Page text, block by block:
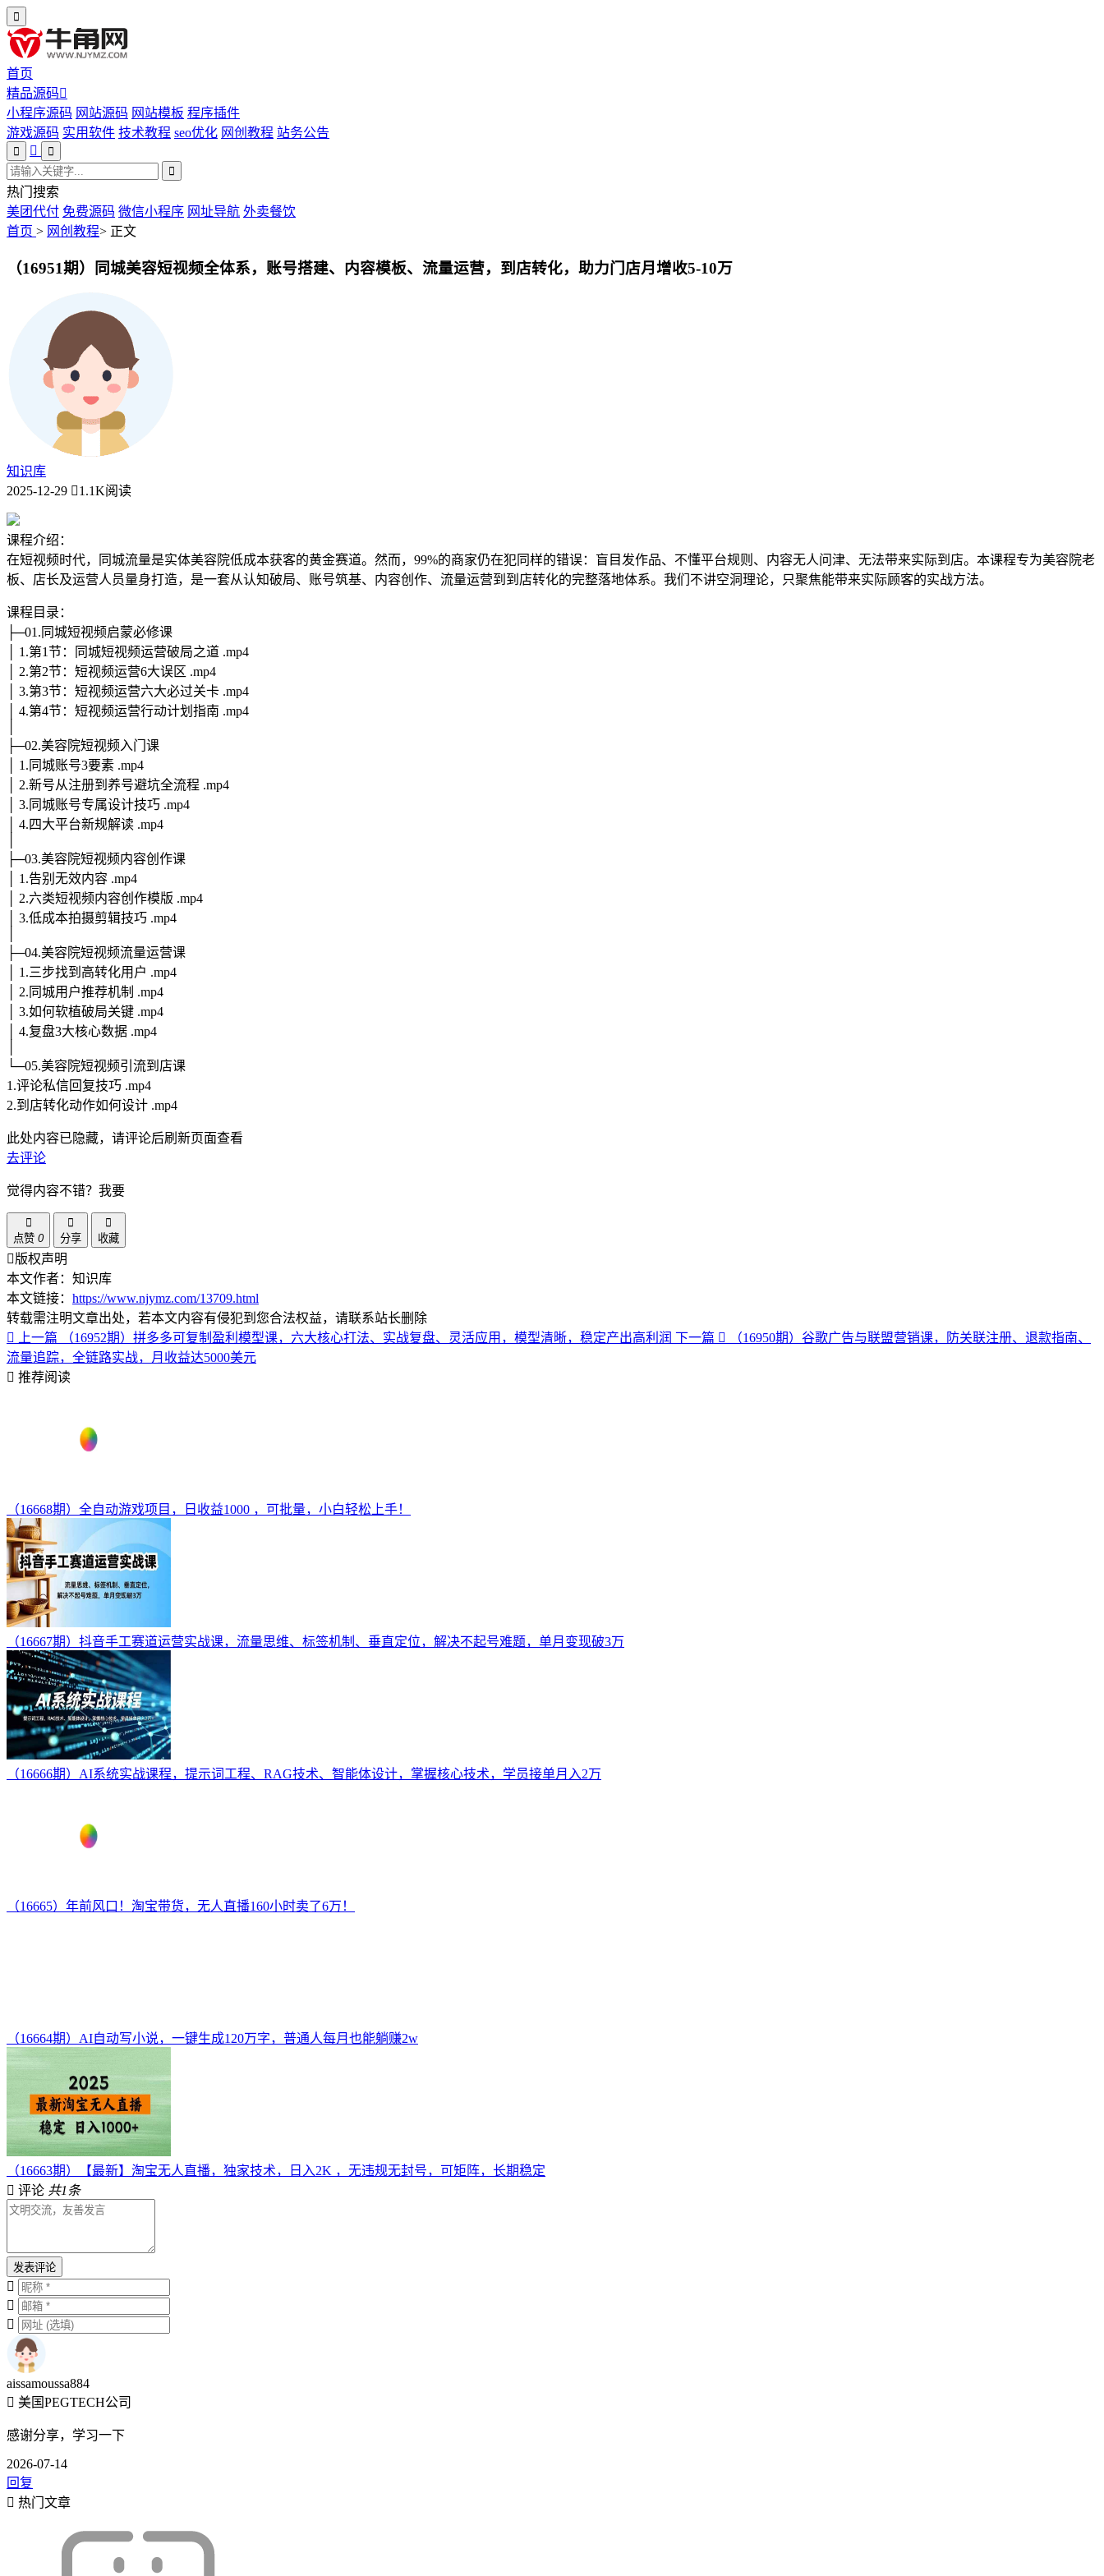
首页
精品源码
小程序源码 网站源码 网站模板 程序插件
游戏源码 实用软件 技术教程 seo优化 网创教程 站务公告
热门搜索
美团代付 免费源码 微信小程序 网址导航 外卖餐饮
首页 > 网创教程> 正文
（16951期）同城美容短视频全体系，账号搭建、内容模板、流量运营，到店转化，助力门店月增收5-10万
知识库
2025-12-29
1.1K阅读
课程介绍：
在短视频时代，同城流量是实体美容院低成本获客的黄金赛道。然而，99%的商家仍在犯同样的错误：盲目发作品、不懂平台规则、内容无人问津、无法带来实际到店。本课程专为美容院老
板、店长及运营人员量身打造，是一套从认知破局、账号筑基、内容创作、流量运营到到店转化的完整落地体系。我们不讲空洞理论，只聚焦能带来实际顾客的实战方法。
课程目录：
├─01.同城短视频启蒙必修课
│ 1.第1节：同城短视频运营破局之道 .mp4
│ 2.第2节：短视频运营6大误区 .mp4
│ 3.第3节：短视频运营六大必过关卡 .mp4
│ 4.第4节：短视频运营行动计划指南 .mp4
├─02.美容院短视频入门课
│ 1.同城账号3要素 .mp4
│ 2.新号从注册到养号避坑全流程 .mp4
│ 3.同城账号专属设计技巧 .mp4
│ 4.四大平台新规解读 .mp4
├─03.美容院短视频内容创作课
│ 1.告别无效内容 .mp4
│ 2.六类短视频内容创作模版 .mp4
│ 3.低成本拍摄剪辑技巧 .mp4
├─04.美容院短视频流量运营课
│ 1.三步找到高转化用户 .mp4
│ 2.同城用户推荐机制 .mp4
│ 3.如何软植破局关键 .mp4
│ 4.复盘3大核心数据 .mp4
└─05.美容院短视频引流到店课
1.评论私信回复技巧 .mp4
2.到店转化动作如何设计 .mp4
此处内容已隐藏，请评论后刷新页面查看
去评论
觉得内容不错？我要
点赞 0 分享 收藏
版权声明
本文作者：知识库
本文链接： https://www.njymz.com/13709.html
转载需注明文章出处，若本文内容有侵犯到您合法权益，请联系站长删除
上一篇
（16952期）拼多多可复制盈利模型课，六大核心打法、实战复盘、灵活应用，模型清晰，稳定产出高利润 下一篇
（16950期）谷歌广告与联盟营销课，防关联注册、退款指南、
流量追踪，全链路实战，月收益达5000美元
推荐阅读
（16668期）全自动游戏项目，日收益1000 ，可批量，小白轻松上手！
（16667期）抖音手工赛道运营实战课，流量思维、标签机制、垂直定位，解决不起号难题，单月变现破3万
（16666期）AI系统实战课程，提示词工程、RAG技术、智能体设计，掌握核心技术，学员接单月入2万
（16665）年前风口！淘宝带货，无人直播160小时卖了6万！
（16664期）AI自动写小说，一键生成120万字，普通人每月也能躺赚2w
（16663期）【最新】淘宝无人直播，独家技术，日入2K ，无违规无封号，可矩阵，长期稳定
评论 共1条
发表评论
aissamoussa884
美国PEGTECH公司
感谢分享，学习一下
2026-07-14
回复
热门文章